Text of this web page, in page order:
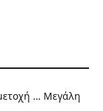
… Μεγάλη